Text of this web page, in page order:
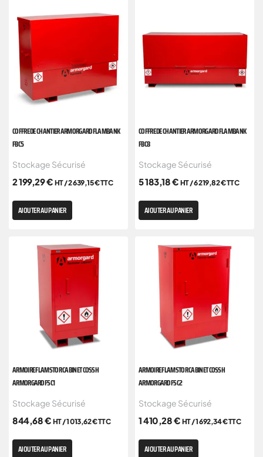
COFFRE DE CHANTIER ARMORGARD FLAMBANK
FBC5
Stockage Sécurisé
2 199,29€ HT /2 639,15€TTC
AJOUTER AU PANIER
COFFRE DE CHANTIER ARMORGARD FLAMBANK
FBC8
Stockage Sécurisé
5 183,18€ HT /6 219,82€TTC
AJOUTER AU PANIER
ARMOIRE FLAMSTOR CABINET COSSH
ARMORGARD FSC1
Stockage Sécurisé
844,68€ HT /1 013,62€TTC
AJOUTER AU PANIER
ARMOIRE FLAMSTOR CABINET COSSH
ARMORGARD FSC2
Stockage Sécurisé
1 410,28€ HT /1 692,34€TTC
AJOUTER AU PANIER